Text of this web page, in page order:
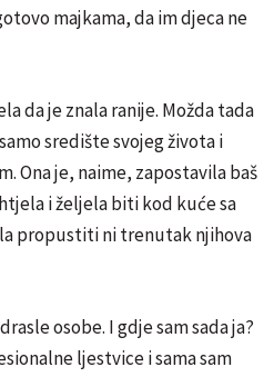
majkama, da im djeca ne
da je znala ranije. Možda tada
središte svojeg života i
Ona je, naime, zapostavila baš
i željela biti kod kuće sa
propustiti ni trenutak njihova
osobe. I gdje sam sada ja?
ljestvice i sama sam